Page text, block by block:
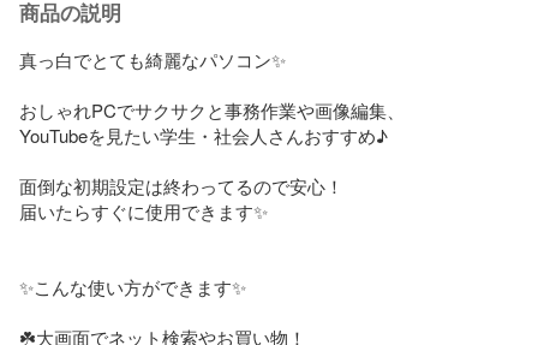
商品の説明
真っ白でとても綺麗なパソコン✨️
おしゃれPCでサクサクと事務作業や画像編集、
YouTubeを見たい学生・社会人さんおすすめ♪
面倒な初期設定は終わってるので安心！
届いたらすぐに使用できます‪✨️
✨こんな使い方ができます✨
☘️大画面でネット検索やお買い物！